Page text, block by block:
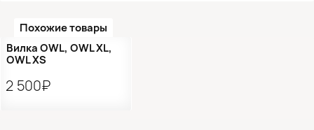
Похожие товары
Вилка OWL, OWL XL,
OWL XS
2 500₽